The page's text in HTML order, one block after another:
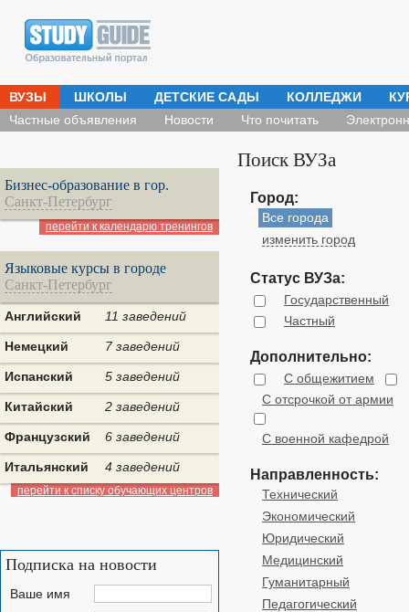
ВУЗЫ ШКОЛЫ ДЕТСКИЕ САДЫ КОЛЛЕДЖИ
Частные объявления
Новости Что почитать
Поиск ВУЗа
Город:
Все города
изменить город
Статус ВУЗа:
Государственный
Частный
Дополнительно:
С общежитием
С отсрочкой от армии
С военной кафедрой
Направленность:
Технический
Экономический
Юридический
Медицинский
Гуманитарный
Педагогический
Бизнес-образование в гор.
Санкт-Петербург
перейти к календарю тренингов
Языковые курсы в городе
Санкт-Петербург
Английский 11 заведений
Немецкий 7 заведений
Испанский 5 заведений
Китайский 2 заведений
Французский 6 заведений
Итальянский 4 заведений
перейти к списку обучающих центров
Подписка на новости
Ваше имя